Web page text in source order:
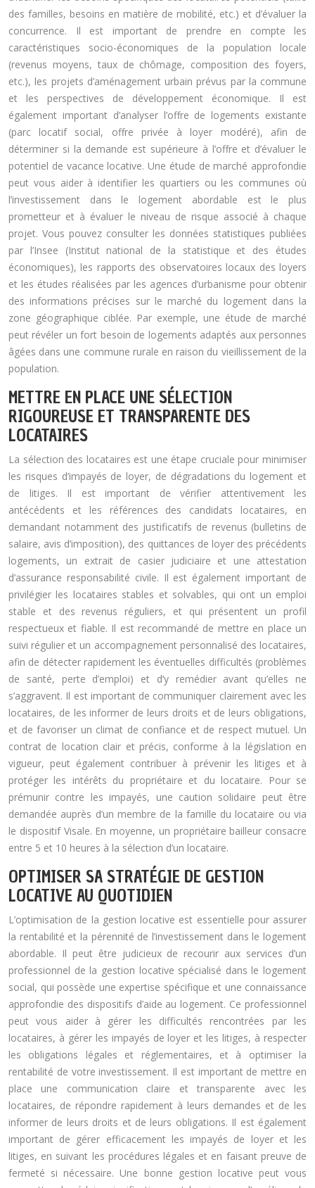
des familles, besoins en matière de mobilité, etc.) et d’évaluer la
concurrence. Il est important de prendre en compte les
caractéristiques socio-économiques de la population locale
(revenus moyens, taux de chômage, composition des foyers,
etc.), les projets d’aménagement urbain prévus par la commune
et les perspectives de développement économique. Il est
également important d’analyser l’offre de logements existante
(parc locatif social, offre privée à loyer modéré), afin de
déterminer si la demande est supérieure à l’offre et d’évaluer le
potentiel de vacance locative. Une étude de marché approfondie
peut vous aider à identifier les quartiers ou les communes où
l’investissement dans le logement abordable est le plus
prometteur et à évaluer le niveau de risque associé à chaque
projet. Vous pouvez consulter les données statistiques publiées
par l’Insee (Institut national de la statistique et des études
économiques), les rapports des observatoires locaux des loyers
et les études réalisées par les agences d’urbanisme pour obtenir
des informations précises sur le marché du logement dans la
zone géographique ciblée. Par exemple, une étude de marché
peut révéler un fort besoin de logements adaptés aux personnes
âgées dans une commune rurale en raison du vieillissement de la
population.
METTRE EN PLACE UNE SÉLECTION
RIGOUREUSE ET TRANSPARENTE DES
LOCATAIRES
La sélection des locataires est une étape cruciale pour minimiser
les risques d’impayés de loyer, de dégradations du logement et
de litiges. Il est important de vérifier attentivement les
antécédents et les références des candidats locataires, en
demandant notamment des justificatifs de revenus (bulletins de
salaire, avis d’imposition), des quittances de loyer des précédents
logements, un extrait de casier judiciaire et une attestation
d’assurance responsabilité civile. Il est également important de
privilégier les locataires stables et solvables, qui ont un emploi
stable et des revenus réguliers, et qui présentent un profil
respectueux et fiable. Il est recommandé de mettre en place un
suivi régulier et un accompagnement personnalisé des locataires,
afin de détecter rapidement les éventuelles difficultés (problèmes
de santé, perte d’emploi) et d’y remédier avant qu’elles ne
s’aggravent. Il est important de communiquer clairement avec les
locataires, de les informer de leurs droits et de leurs obligations,
et de favoriser un climat de confiance et de respect mutuel. Un
contrat de location clair et précis, conforme à la législation en
vigueur, peut également contribuer à prévenir les litiges et à
protéger les intérêts du propriétaire et du locataire. Pour se
prémunir contre les impayés, une caution solidaire peut être
demandée auprès d’un membre de la famille du locataire ou via
le dispositif Visale. En moyenne, un propriétaire bailleur consacre
entre 5 et 10 heures à la sélection d’un locataire.
OPTIMISER SA STRATÉGIE DE GESTION
LOCATIVE AU QUOTIDIEN
L’optimisation de la gestion locative est essentielle pour assurer
la rentabilité et la pérennité de l’investissement dans le logement
abordable. Il peut être judicieux de recourir aux services d’un
professionnel de la gestion locative spécialisé dans le logement
social, qui possède une expertise spécifique et une connaissance
approfondie des dispositifs d’aide au logement. Ce professionnel
peut vous aider à gérer les difficultés rencontrées par les
locataires, à gérer les impayés de loyer et les litiges, à respecter
les obligations légales et réglementaires, et à optimiser la
rentabilité de votre investissement. Il est important de mettre en
place une communication claire et transparente avec les
locataires, de répondre rapidement à leurs demandes et de les
informer de leurs droits et de leurs obligations. Il est également
important de gérer efficacement les impayés de loyer et les
litiges, en suivant les procédures légales et en faisant preuve de
fermeté si nécessaire. Une bonne gestion locative peut vous